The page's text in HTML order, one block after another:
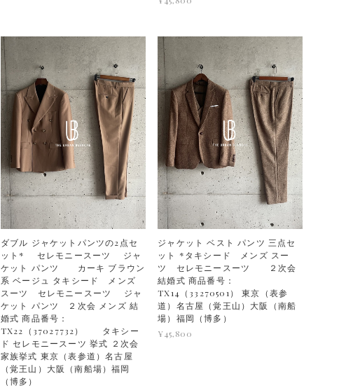
ダブル ジャケットパンツの2点セ
ット* セレモニースーツ ジャ
ケット パンツ カーキ ブラウン
系 ベージュ タキシード メンズ
スーツ セレモニースーツ ジャ
ケット パンツ ２次会 メンズ 結
婚式 商品番号：
TX22（37027732） タキシー
ド セレモニースーツ 挙式 ２次会
家族挙式 東京（表参道）名古屋
（覚王山）大阪（南船場）福岡
（博多）
ジャケット ベスト パンツ 三点セ
ット *タキシード メンズ スー
ツ セレモニースーツ ２次会
結婚式 商品番号：
TX14（33270501） 東京（表参
道）名古屋（覚王山）大阪（南船
場）福岡（博多）
¥45,800